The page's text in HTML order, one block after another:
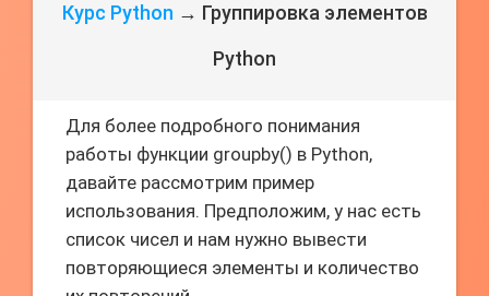
Курс Python → Группировка элементов
Python
Для более подробного понимания
работы функции groupby() в Python,
давайте рассмотрим пример
использования. Предположим, у нас есть
список чисел и нам нужно вывести
повторяющиеся элементы и количество